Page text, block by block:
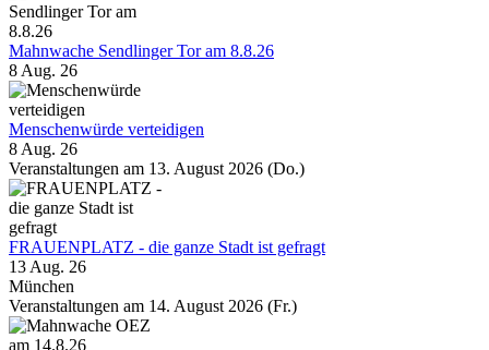
Mahnwache Sendlinger Tor am 8.8.26
8 Aug. 26
Menschenwürde verteidigen
8 Aug. 26
Veranstaltungen am 13. August 2026 (Do.)
FRAUENPLATZ - die ganze Stadt ist gefragt
13 Aug. 26
München
Veranstaltungen am 14. August 2026 (Fr.)